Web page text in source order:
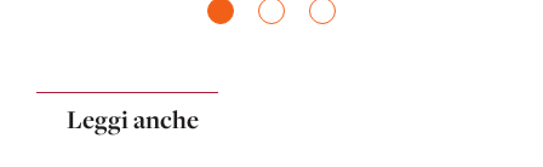
Leggi anche